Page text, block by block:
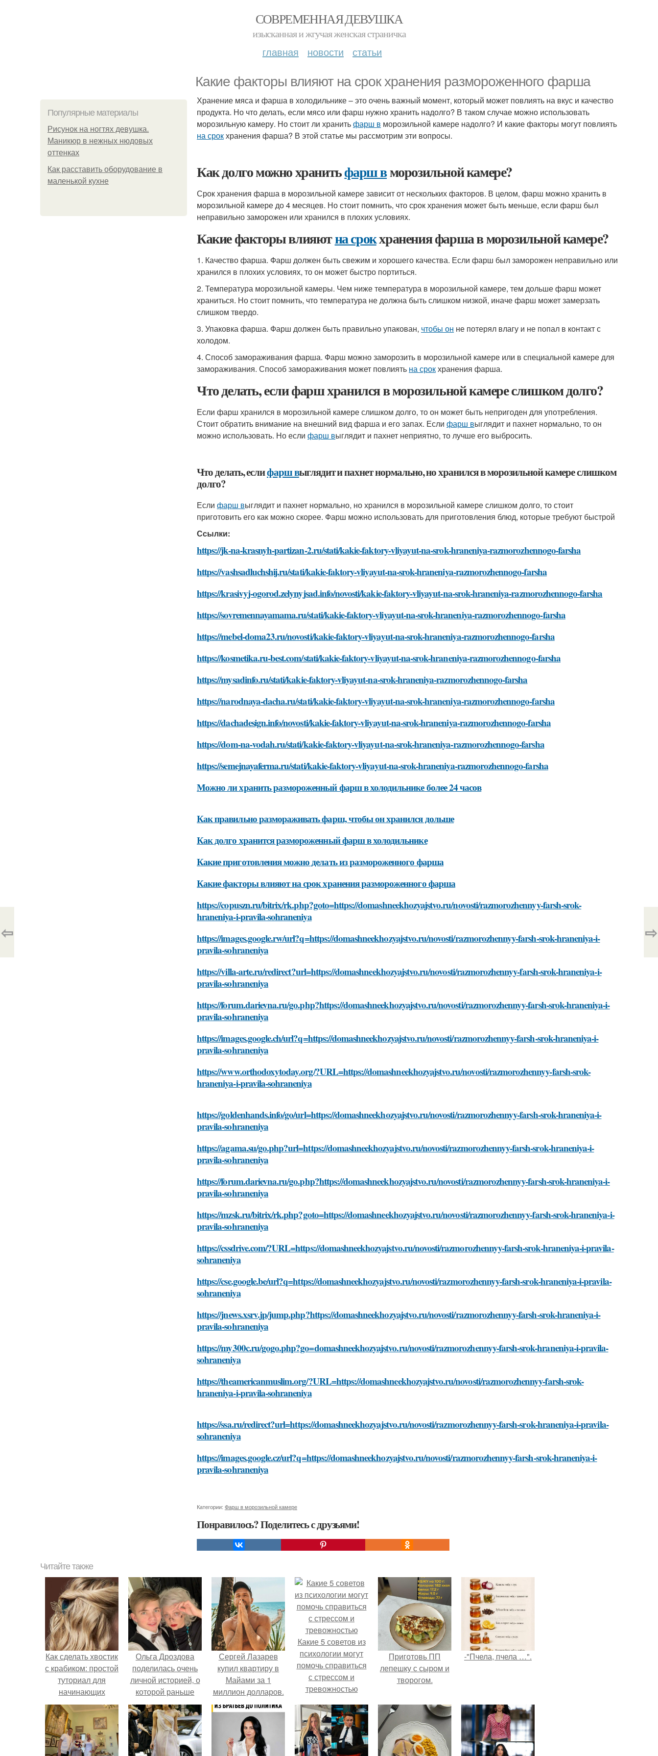
СОВРЕМЕННАЯ ДЕВУШКА
изысканная и жгучая женская страничка
главная новости статьи
Какие факторы влияют на срок хранения размороженного фарша
Популярные материалы
Рисунок на ногтях девушка.
Маникюр в нежных нюдовых
оттенках
Как расставить оборудование в
маленькой кухне
Хранение мяса и фарша в холодильнике – это очень важный момент, который может повлиять на вкус и качество
продукта. Но что делать, если мясо или фарш нужно хранить надолго? В таком случае можно использовать
морозильную камеру. Но стоит ли хранитьфарш в морозильной камере надолго? И какие факторы могут повлиять
на срокхранения фарша? В этой статье мы рассмотрим эти вопросы.
Как долго можно хранитьфарш вморозильной камере?
Срок хранения фарша в морозильной камере зависит от нескольких факторов. В целом, фарш можно хранить в
морозильной камере до 4 месяцев. Но стоит помнить, что срок хранения может быть меньше, если фарш был
неправильно заморожен или хранился в плохих условиях.
Какие факторы влияютна срокхранения фарша в морозильной камере?
1. Качество фарша. Фарш должен быть свежим и хорошего качества. Если фарш был заморожен неправильно или
хранился в плохих условиях, то он может быстро портиться.
2. Температура морозильной камеры. Чем ниже температура в морозильной камере, тем дольше фарш может
храниться. Но стоит помнить, что температура не должна быть слишком низкой, иначе фарш может замерзать
слишком твердо.
3. Упаковка фарша. Фарш должен быть правильно упакован, чтобы он не потерял влагу и не попал в контакт с
холодом.
4. Способ замораживания фарша. Фарш можно заморозить в морозильной камере или в специальной камере для
замораживания. Способ замораживания может повлиять на срокхранения фарша.
Что делать, если фарш хранился в морозильной камере слишком долго?
Если фарш хранился в морозильной камере слишком долго, то он может быть непригоден для употребления.
Стоит обратить внимание на внешний вид фарша и его запах. Если фарш выглядит и пахнет нормально, то он
можно использовать. Но если фарш выглядит и пахнет неприятно, то лучше его выбросить.
Что делать, еслифарш выглядит и пахнет нормально, но хранился в морозильной камере слишком
долго?
Если фарш выглядит и пахнет нормально, но хранился в морозильной камере слишком долго, то стоит
приготовить его как можно скорее. Фарш можно использовать для приготовления блюд, которые требуют быстрой
Ссылки:
https://jk-na-krasnyh-partizan-2.ru/stati/kakie-faktory-vliyayut-na-srok-hraneniya-razmorozhennogo-farsha
https://vashsadluchshij.ru/stati/kakie-faktory-vliyayut-na-srok-hraneniya-razmorozhennogo-farsha
https://krasivyj-ogorod.zelynyjsad.info/novosti/kakie-faktory-vliyayut-na-srok-hraneniya-razmorozhennogo-farsha
https://sovremennayamama.ru/stati/kakie-faktory-vliyayut-na-srok-hraneniya-razmorozhennogo-farsha
https://mebel-doma23.ru/novosti/kakie-faktory-vliyayut-na-srok-hraneniya-razmorozhennogo-farsha
https://kosmetika.ru-best.com/stati/kakie-faktory-vliyayut-na-srok-hraneniya-razmorozhennogo-farsha
https://mysadinfo.ru/stati/kakie-faktory-vliyayut-na-srok-hraneniya-razmorozhennogo-farsha
https://narodnaya-dacha.ru/stati/kakie-faktory-vliyayut-na-srok-hraneniya-razmorozhennogo-farsha
https://dachadesign.info/novosti/kakie-faktory-vliyayut-na-srok-hraneniya-razmorozhennogo-farsha
https://dom-na-vodah.ru/stati/kakie-faktory-vliyayut-na-srok-hraneniya-razmorozhennogo-farsha
https://semejnayaferma.ru/stati/kakie-faktory-vliyayut-na-srok-hraneniya-razmorozhennogo-farsha
Можно ли хранить размороженный фарш в холодильнике более 24 часов
Как правильно размораживать фарш, чтобы он хранился дольше
Как долго хранится размороженный фарш в холодильнике
Какие приготовления можно делать из размороженного фарша
Какие факторы влияют на срок хранения размороженного фарша
https://copuszn.ru/bitrix/rk.php?goto=https://domashneekhozyajstvo.ru/novosti/razmorozhennyy-farsh-srok-
hraneniya-i-pravila-sohraneniya
https://images.google.rw/url?q=https://domashneekhozyajstvo.ru/novosti/razmorozhennyy-farsh-srok-hraneniya-i-
pravila-sohraneniya
https://villa-arte.ru/redirect?url=https://domashneekhozyajstvo.ru/novosti/razmorozhennyy-farsh-srok-hraneniya-i-
pravila-sohraneniya
https://forum.darievna.ru/go.php?https://domashneekhozyajstvo.ru/novosti/razmorozhennyy-farsh-srok-hraneniya-i-
pravila-sohraneniya
https://images.google.ch/url?q=https://domashneekhozyajstvo.ru/novosti/razmorozhennyy-farsh-srok-hraneniya-i-
pravila-sohraneniya
https://www.orthodoxytoday.org/?URL=https://domashneekhozyajstvo.ru/novosti/razmorozhennyy-farsh-srok-
hraneniya-i-pravila-sohraneniya
https://goldenhands.info/go/url=https://domashneekhozyajstvo.ru/novosti/razmorozhennyy-farsh-srok-hraneniya-i-
pravila-sohraneniya
https://agama.su/go.php?url=https://domashneekhozyajstvo.ru/novosti/razmorozhennyy-farsh-srok-hraneniya-i-
pravila-sohraneniya
https://forum.darievna.ru/go.php?https://domashneekhozyajstvo.ru/novosti/razmorozhennyy-farsh-srok-hraneniya-i-
pravila-sohraneniya
https://mzsk.ru/bitrix/rk.php?goto=https://domashneekhozyajstvo.ru/novosti/razmorozhennyy-farsh-srok-hraneniya-i-
pravila-sohraneniya
https://cssdrive.com/?URL=https://domashneekhozyajstvo.ru/novosti/razmorozhennyy-farsh-srok-hraneniya-i-pravila-
sohraneniya
https://cse.google.be/url?q=https://domashneekhozyajstvo.ru/novosti/razmorozhennyy-farsh-srok-hraneniya-i-pravila-
sohraneniya
https://jnews.xsrv.jp/jump.php?https://domashneekhozyajstvo.ru/novosti/razmorozhennyy-farsh-srok-hraneniya-i-
pravila-sohraneniya
https://my300c.ru/gogo.php?go=domashneekhozyajstvo.ru/novosti/razmorozhennyy-farsh-srok-hraneniya-i-pravila-
sohraneniya
https://theamericanmuslim.org/?URL=https://domashneekhozyajstvo.ru/novosti/razmorozhennyy-farsh-srok-
hraneniya-i-pravila-sohraneniya
https://ssa.ru/redirect?url=https://domashneekhozyajstvo.ru/novosti/razmorozhennyy-farsh-srok-hraneniya-i-pravila-
sohraneniya
https://images.google.cz/url?q=https://domashneekhozyajstvo.ru/novosti/razmorozhennyy-farsh-srok-hraneniya-i-
pravila-sohraneniya
Категории: Фарш в морозильной камере
Понравилось? Поделитесь с друзьями!
⇦ ⇨
Читайте также
Как сделать хвостик
с крабиком: простой
туториал для
начинающих
Ольга Дроздова
поделилась очень
личной историей, о
которой раньше
почти не говорила.
Сергей Лазарев
купил квартиру в
Майами за 1
миллион долларов.
Какие 5 советов из
психологии могут
помочь справиться
с стрессом и
тревожностью
Приготовь ПП
лепешку с сыром и
творогом.
-"Пчела, пчела …".